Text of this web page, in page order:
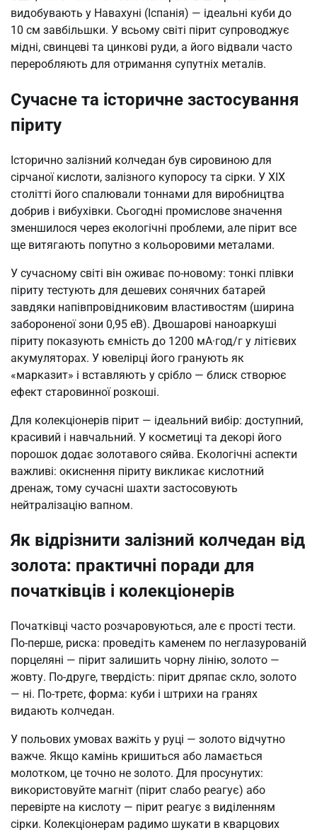
видобувають у Навахуні (Іспанія) — ідеальні куби до
10 см завбільшки. У всьому світі пірит супроводжує
мідні, свинцеві та цинкові руди, а його відвали часто
переробляють для отримання супутніх металів.
Сучасне та історичне застосування
піриту
Історично залізний колчедан був сировиною для
сірчаної кислоти, залізного купоросу та сірки. У XIX
столітті його спалювали тоннами для виробництва
добрив і вибухівки. Сьогодні промислове значення
зменшилося через екологічні проблеми, але пірит все
ще витягають попутно з кольоровими металами.
У сучасному світі він оживає по-новому: тонкі плівки
піриту тестують для дешевих сонячних батарей
завдяки напівпровідниковим властивостям (ширина
забороненої зони 0,95 еВ). Двошарові наноаркуші
піриту показують ємність до 1200 мА·год/г у літієвих
акумуляторах. У ювелірці його гранують як
«марказит» і вставляють у срібло — блиск створює
ефект старовинної розкоші.
Для колекціонерів пірит — ідеальний вибір: доступний,
красивий і навчальний. У косметиці та декорі його
порошок додає золотавого сяйва. Екологічні аспекти
важливі: окиснення піриту викликає кислотний
дренаж, тому сучасні шахти застосовують
нейтралізацію вапном.
Як відрізнити залізний колчедан від
золота: практичні поради для
початківців і колекціонерів
Початківці часто розчаровуються, але є прості тести.
По-перше, риска: проведіть каменем по неглазурованій
порцеляні — пірит залишить чорну лінію, золото —
жовту. По-друге, твердість: пірит дряпає скло, золото
— ні. По-третє, форма: куби і штрихи на гранях
видають колчедан.
У польових умовах важіть у руці — золото відчутно
важче. Якщо камінь кришиться або ламається
молотком, це точно не золото. Для просунутих:
використовуйте магніт (пірит слабо реагує) або
перевірте на кислоту — пірит реагує з виділенням
сірки. Колекціонерам радимо шукати в кварцових